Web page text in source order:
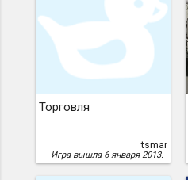
Торговля
tsmar
Игра вышла 6 января 2013.